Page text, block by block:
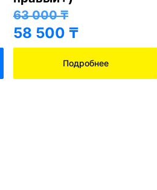
52 500₸
Подробнее